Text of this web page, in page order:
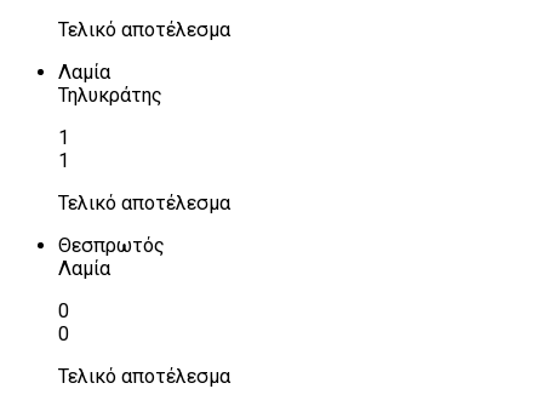
Τελικό αποτέλεσμα
Λαμία
Τηλυκράτης
1
1
Τελικό αποτέλεσμα
Θεσπρωτός
Λαμία
0
0
Τελικό αποτέλεσμα